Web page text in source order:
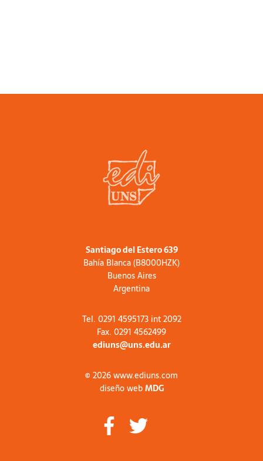
Santiago del Estero 639
Bahía Blanca (B8000HZK)
Buenos Aires
Argentina
Tel. 0291 4595173 int 2092
Fax. 0291 4562499
ediuns@uns.edu.ar
© 2026 www.ediuns.com
diseño webMDG